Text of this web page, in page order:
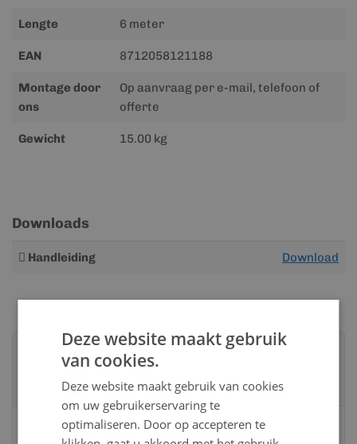
Lengte 6 meter
EAN 8712058121188
Montage door
ons
Op aanvraag per e-mail, telefoon of
offerte
Gewicht 15.00 kg
Downloads
Meer
Handleiding Download
Advies nodig?
Neem contact op met een van onze
specialisten
Vandaag bereikbaar
Deze website maakt gebruik
van cookies.
Deze website maakt gebruik van cookies
om uw gebruikerservaring te
optimaliseren. Door op accepteren te